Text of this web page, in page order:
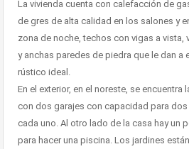
La vivienda cuenta con calefacción de
de gres de alta calidad en los salones y
zona de noche, techos con vigas a vista,
y anchas paredes de piedra que le dan
rústico ideal.
En el exterior, en el noreste, se encuentra
con dos garajes con capacidad para
cada uno. Al otro lado de la casa hay un
para hacer una piscina. Los jardines